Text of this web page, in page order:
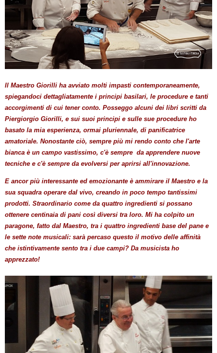
Il Maestro Giorilli ha avviato molti impasti contemporaneamente,
spiegandoci dettagliatamente i principi basilari, le procedure e tanti
accorgimenti di cui tener conto. Posseggo alcuni dei libri scritti da
Piergiorgio Giorilli, e sui suoi principi e sulle sue procedure ho
basato la mia esperienza, ormai pluriennale, di panificatrice
amatoriale. Nonostante ciò, sempre più mi rendo conto che l'arte
bianca è un campo vastissimo, c'è sempre da apprendere nuove
tecniche e c'è sempre da evolversi per aprirsi all'innovazione.
E ancor più interessante ed emozionante è ammirare il Maestro e la
sua squadra operare dal vivo, creando in poco tempo tantissimi
prodotti. Straordinario come da quattro ingredienti si possano
ottenere centinaia di pani così diversi tra loro. Mi ha colpito un
paragone, fatto dal Maestro, tra i quattro ingredienti base del pane e
le sette note musicali: sarà percaso questo il motivo delle affinità
che istintivamente sento tra i due campi? Da musicista ho
apprezzato!